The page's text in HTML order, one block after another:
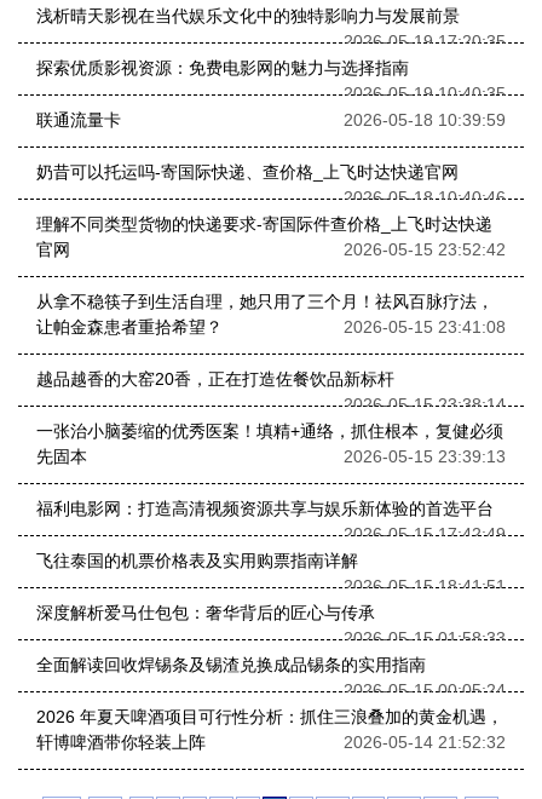
浅析晴天影视在当代娱乐文化中的独特影响力与发展前景
2026-05-19 17:20:35
探索优质影视资源：免费电影网的魅力与选择指南
2026-05-19 10:40:35
联通流量卡
2026-05-18 10:39:59
奶昔可以托运吗-寄国际快递、查价格_上飞时达快递官网
2026-05-18 10:40:46
理解不同类型货物的快递要求-寄国际件查价格_上飞时达快递
官网
2026-05-15 23:52:42
从拿不稳筷子到生活自理，她只用了三个月！祛风百脉疗法，
让帕金森患者重拾希望？
2026-05-15 23:41:08
越品越香的大窑20香，正在打造佐餐饮品新标杆
2026-05-15 23:38:14
一张治小脑萎缩的优秀医案！填精+通络，抓住根本，复健必须
先固本
2026-05-15 23:39:13
福利电影网：打造高清视频资源共享与娱乐新体验的首选平台
2026-05-15 17:42:49
飞往泰国的机票价格表及实用购票指南详解
2026-05-15 18:41:51
深度解析爱马仕包包：奢华背后的匠心与传承
2026-05-15 01:58:33
全面解读回收焊锡条及锡渣兑换成品锡条的实用指南
2026-05-15 00:05:24
2026 年夏天啤酒项目可行性分析：抓住三浪叠加的黄金机遇，
轩博啤酒带你轻装上阵
2026-05-14 21:52:32